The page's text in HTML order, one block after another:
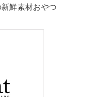
鮮素材おやつ